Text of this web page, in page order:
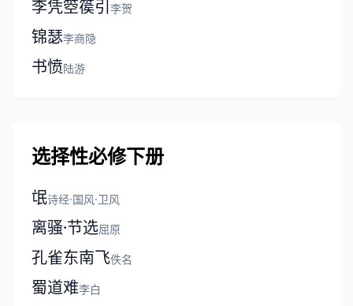
李凭箜篌引 李贺
锦瑟李商隐
书愤陆游
选择性必修下册
氓诗经·国风·卫风
离骚·节选屈原
孔雀东南飞佚名
蜀道难李白